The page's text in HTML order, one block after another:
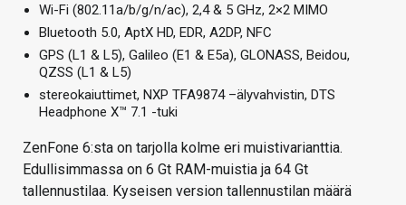
Wi-Fi (802.11a/b/g/n/ac), 2,4 & 5 GHz, 2×2 MIMO
Bluetooth 5.0, AptX HD, EDR, A2DP, NFC
GPS (L1 & L5), Galileo (E1 & E5a), GLONASS, Beidou,
QZSS (L1 & L5)
stereokaiuttimet, NXP TFA9874 –älyvahvistin, DTS
Headphone X™ 7.1 -tuki
ZenFone 6:sta on tarjolla kolme eri muistivarianttia.
Edullisimmassa on 6 Gt RAM-muistia ja 64 Gt
tallennustilaa. Kyseisen version tallennustilan määrä